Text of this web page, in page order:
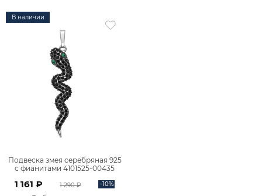
В наличии
Подвеска змея серебряная 925
с фианитами 4101525-00435
1 161 ₽ 1 290 ₽ -10%